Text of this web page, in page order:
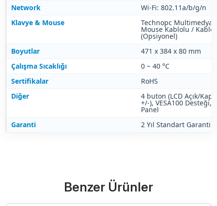
Network
Wi-Fi: 802.11a/b/g/n
Klavye & Mouse
Technopc Multimedya
Mouse Kablolu /
(Opsiyonel)
Boyutlar
471 x 384 x 80 mm
Çalışma Sıcaklığı
0 ~ 40 °C
Sertifikalar
RoHS
Diğer
4 buton (LCD Açık/
+/-), VESA100 Desteği,
Panel
Garanti
2 Yıl Standart Garanti
Benzer Ürünler